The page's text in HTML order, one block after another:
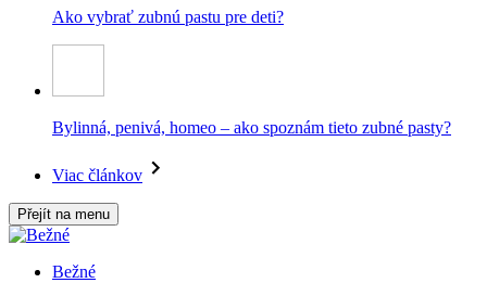
Ako vybrať zubnú pastu pre deti?
Bylinná, penivá, homeo – ako spoznám tieto zubné pasty?
Viac článkov
Přejít na menu
Bežné